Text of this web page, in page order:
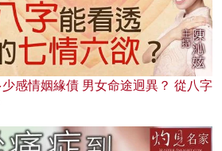
感情姻緣債 男女命途迥異？ 從八字